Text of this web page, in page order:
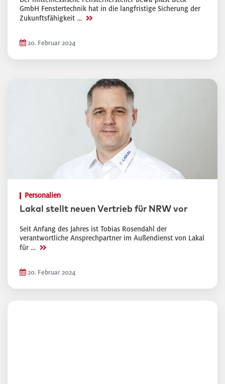
GmbH Fenstertechnik hat in die langfristige Sicherung der
Zukunftsfähigkeit … >>
20. Februar 2024
Personalien
Lakal stellt neuen Vertrieb für NRW vor
Seit Anfang des Jahres ist Tobias Rosendahl der
verantwortliche Ansprechpartner im Außendienst von Lakal
für … >>
20. Februar 2024